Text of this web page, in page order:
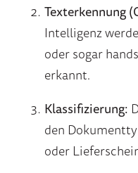
Texterkennung
Intelligenz
oder sogar
erkannt.
Klassifizierung:
den
oder